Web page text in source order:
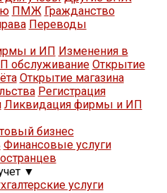
ПМЖ Гражданство
Переводы
и ИП Изменения в
обслуживание Открытие
Открытие магазина
Регистрация
Ликвидация фирмы и ИП
бизнес
Финансовые услуги
▼
услуги